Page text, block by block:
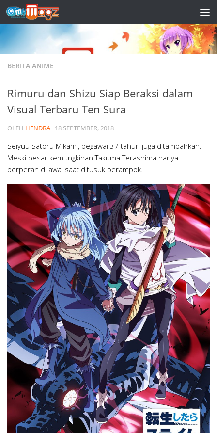
Skip to content
BERITA ANIME
Rimuru dan Shizu Siap Beraksi dalam
Visual Terbaru Ten Sura
OLEH HENDRA · 18 SEPTEMBER, 2018
Seiyuu Satoru Mikami, pegawai 37 tahun juga ditambahkan.
Meski besar kemungkinan Takuma Terashima hanya
berperan di awal saat ditusuk perampok.